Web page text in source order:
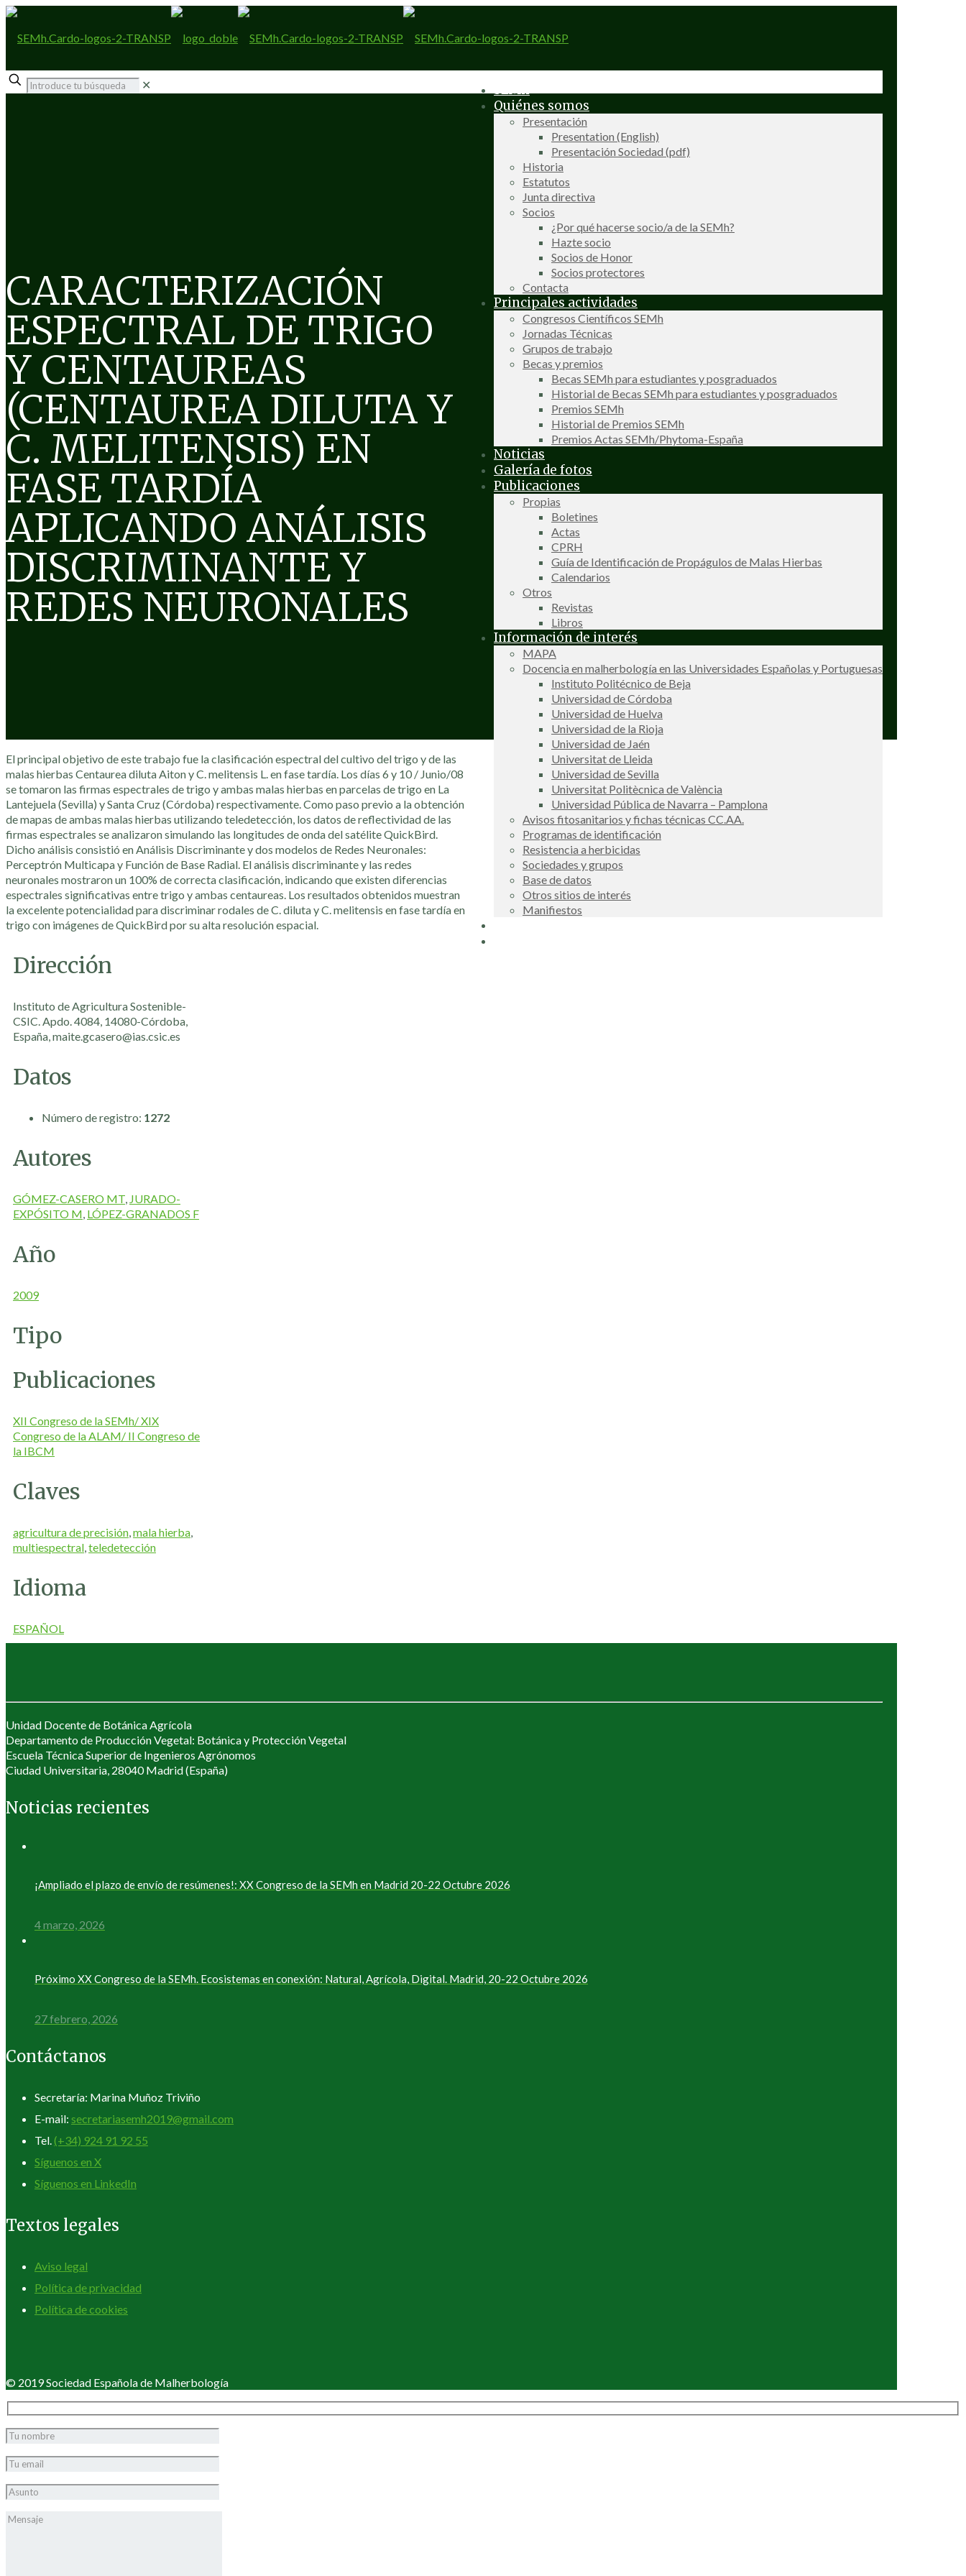
SEMh
Quiénes somos
Presentación
Presentation (English)
Presentación Sociedad (pdf)
Historia
Estatutos
Junta directiva
Socios
¿Por qué hacerse socio/a de la SEMh?
Hazte socio
Socios de Honor
Socios protectores
Contacta
Principales actividades
Congresos Científicos SEMh
Jornadas Técnicas
Grupos de trabajo
Becas y premios
Becas SEMh para estudiantes y posgraduados
Historial de Becas SEMh para estudiantes y posgraduados
Premios SEMh
Historial de Premios SEMh
Premios Actas SEMh/Phytoma-España
Noticias
Galería de fotos
Publicaciones
Propias
Boletines
Actas
CPRH
Guía de Identificación de Propágulos de Malas Hierbas
Calendarios
Otros
Revistas
Libros
Información de interés
MAPA
Docencia en malherbología en las Universidades Españolas y Portuguesas
Instituto Politécnico de Beja
Universidad de Córdoba
Universidad de Huelva
Universidad de la Rioja
Universidad de Jaén
Universitat de Lleida
Universidad de Sevilla
Universitat Politècnica de València
Universidad Pública de Navarra – Pamplona
Avisos fitosanitarios y fichas técnicas CC.AA.
Programas de identificación
Resistencia a herbicidas
Sociedades y grupos
Base de datos
Otros sitios de interés
Manifiestos
✕
CARACTERIZACIÓN
ESPECTRAL DE TRIGO
Y CENTAUREAS
(CENTAUREA DILUTA Y
C. MELITENSIS) EN
FASE TARDÍA
APLICANDO ANÁLISIS
DISCRIMINANTE Y
REDES NEURONALES
El principal objetivo de este trabajo fue la clasificación espectral del cultivo del trigo y de las
malas hierbas Centaurea diluta Aiton y C. melitensis L. en fase tardía. Los días 6 y 10 / Junio/08
se tomaron las firmas espectrales de trigo y ambas malas hierbas en parcelas de trigo en La
Lantejuela (Sevilla) y Santa Cruz (Córdoba) respectivamente. Como paso previo a la obtención
de mapas de ambas malas hierbas utilizando teledetección, los datos de reflectividad de las
firmas espectrales se analizaron simulando las longitudes de onda del satélite QuickBird.
Dicho análisis consistió en Análisis Discriminante y dos modelos de Redes Neuronales:
Perceptrón Multicapa y Función de Base Radial. El análisis discriminante y las redes
neuronales mostraron un 100% de correcta clasificación, indicando que existen diferencias
espectrales significativas entre trigo y ambas centaureas. Los resultados obtenidos muestran
la excelente potencialidad para discriminar rodales de C. diluta y C. melitensis en fase tardía en
trigo con imágenes de QuickBird por su alta resolución espacial.
Dirección
Instituto de Agricultura Sostenible-
CSIC. Apdo. 4084, 14080-Córdoba,
España, maite.gcasero@ias.csic.es
Datos
Número de registro: 1272
Autores
GÓMEZ-CASERO MT JURADO-
EXPÓSITO M LÓPEZ-GRANADOS F
Año
2009
Tipo
Publicaciones
XII Congreso de la SEMh/ XIX
Congreso de la ALAM/ II Congreso de
la IBCM
Claves
agricultura de precisión mala hierba
multiespectral teledetección
Idioma
ESPAÑOL
Unidad Docente de Botánica Agrícola
Departamento de Producción Vegetal: Botánica y Protección Vegetal
Escuela Técnica Superior de Ingenieros Agrónomos
Ciudad Universitaria, 28040 Madrid (España)
Noticias recientes
¡Ampliado el plazo de envío de resúmenes!: XX Congreso de la SEMh en Madrid 20-22 Octubre 2026
4 marzo, 2026
Próximo XX Congreso de la SEMh. Ecosistemas en conexión: Natural, Agrícola, Digital. Madrid, 20-22 Octubre 2026
27 febrero, 2026
Contáctanos
Secretaría: Marina Muñoz Triviño
E-mail: secretariasemh2019@gmail.com
Tel. (+34) 924 91 92 55
Síguenos en X
Síguenos en LinkedIn
Textos legales
Aviso legal
Política de privacidad
Política de cookies
© 2019 Sociedad Española de Malherbología